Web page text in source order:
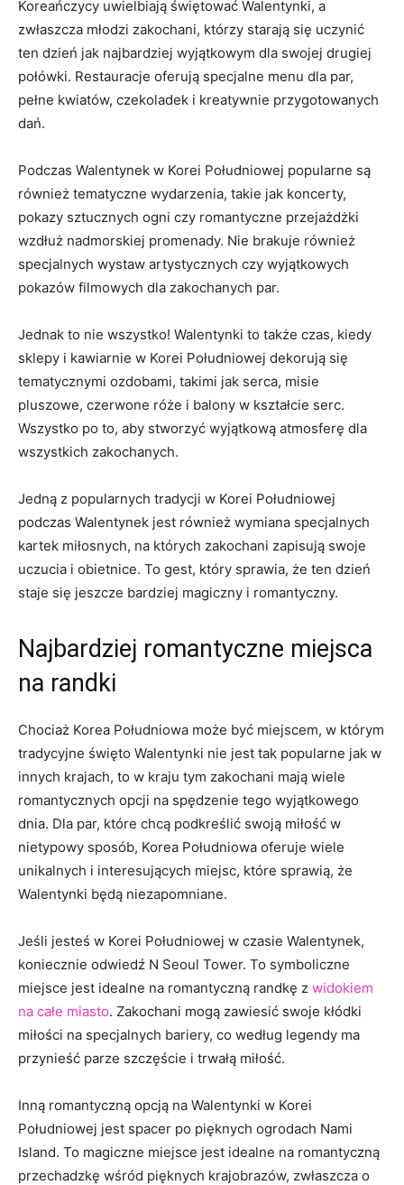
Koreańczycy uwielbiają świętować Walentynki, a
zwłaszcza młodzi zakochani, którzy starają się⁣ uczynić
ten dzień jak najbardziej wyjątkowym dla swojej drugiej
połówki. Restauracje oferują specjalne menu dla par,
pełne kwiatów, czekoladek i kreatywnie przygotowanych⁢
dań.
Podczas Walentynek w Korei Południowej ‍popularne są
również tematyczne wydarzenia, takie jak koncerty,
pokazy sztucznych ogni czy romantyczne przejażdżki
⁣wzdłuż nadmorskiej promenady. Nie brakuje ⁢również​
specjalnych wystaw artystycznych ⁤czy wyjątkowych
pokazów⁣ filmowych dla zakochanych par.
Jednak to nie wszystko! Walentynki to także czas, kiedy
sklepy i kawiarnie⁢ w Korei Południowej ⁣dekorują się
tematycznymi ozdobami, takimi jak serca, misie
pluszowe, czerwone róże⁢ i‌ balony w⁣ kształcie‍ serc.
Wszystko po to, aby stworzyć wyjątkową‌ atmosferę⁣ dla
wszystkich zakochanych.
Jedną z popularnych tradycji w Korei ‍Południowej⁣
podczas Walentynek jest również wymiana specjalnych
kartek miłosnych, na których zakochani‌ zapisują swoje
uczucia i obietnice. To gest, który sprawia, że ten dzień
staje się jeszcze bardziej ‍magiczny i⁢ romantyczny.
Najbardziej romantyczne miejsca
na randki
Chociaż Korea Południowa może być miejscem, ‌w którym​
tradycyjne święto Walentynki nie jest‌ tak popularne jak w
innych krajach, to w ‌kraju tym zakochani⁢ mają⁤ wiele
romantycznych opcji na ‍spędzenie tego wyjątkowego⁢
dnia. Dla par, które chcą podkreślić swoją miłość w
nietypowy sposób,⁣ Korea Południowa oferuje wiele ​
unikalnych i‌ interesujących miejsc, ⁣które sprawią, że
Walentynki będą niezapomniane.
Jeśli jesteś w Korei Południowej w czasie Walentynek,
koniecznie odwiedź N Seoul Tower. To symboliczne
miejsce⁣ jest idealne na romantyczną randkę z‍ widokiem
na całe miasto. Zakochani mogą zawiesić swoje kłódki
‌miłości na specjalnych bariery, co według legendy⁢ ma
przynieść parze szczęście i trwałą ‌miłość.
Inną romantyczną opcją‍ na Walentynki w Korei
Południowej jest spacer po pięknych ogrodach Nami
Island. To magiczne miejsce jest idealne ​na romantyczną
przechadzkę wśród pięknych krajobrazów, zwłaszcza o